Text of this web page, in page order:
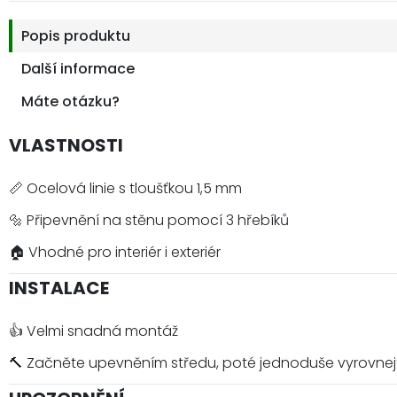
Popis produktu
Další informace
Máte otázku?
VLASTNOSTI
📏 Ocelová linie s tloušťkou 1,5 mm
🔩 Připevnění na stěnu pomocí 3 hřebíků
🏠 Vhodné pro interiér i exteriér
INSTALACE
👍 Velmi snadná montáž
🔨 Začněte upevněním středu, poté jednoduše